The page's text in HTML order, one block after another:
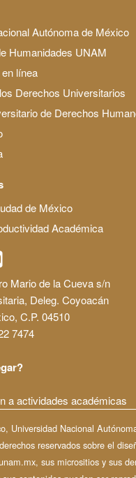
Autónoma de México
Humanidades UNAM
línea
Derechos Universitarios
de Derechos
de México
Académica
Mario de la Cueva s/n
Deleg. Coyoacán
C.P. 04510
7474
a actividades académicas
Universidad Nacional
reservados sobre el
sus micrositios y sus